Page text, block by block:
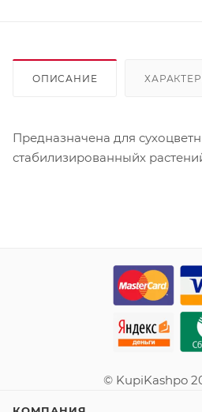
ОПИСАНИЕ
Предназначена для
стабилизированныйх
© KupiKashpo